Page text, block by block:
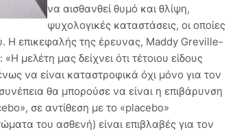
να αισθανθεί θυμό και θλίψη,
ψυχολογικές καταστάσεις, οι οποίες
Η επικεφαλής της έρευνας, Maddy Greville-
μελέτη μας δείχνει ότι τέτοιου είδους
να είναι καταστροφικά όχι μόνο για τον
θα μπορούσε να είναι η επιβάρυνση
σε αντίθεση με το «placebo»
του ασθενή) είναι επιβλαβές για τον